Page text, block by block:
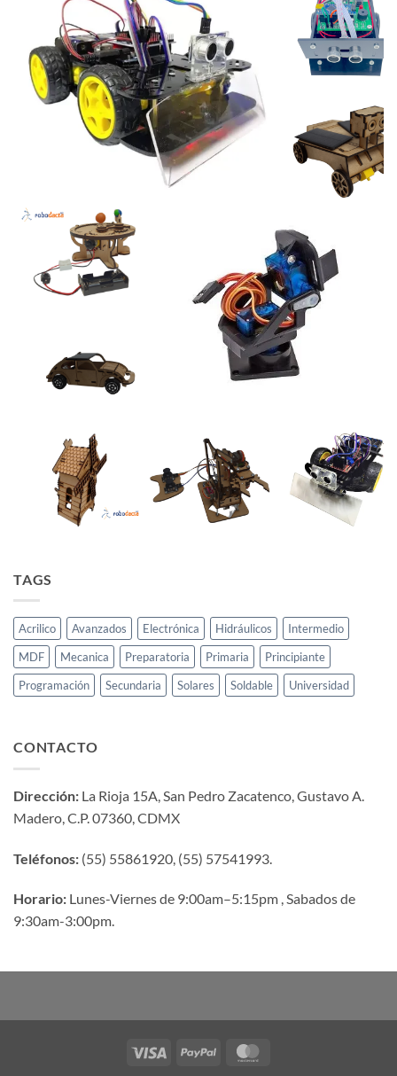
TAGS
Acrilico Avanzados Electrónica Hidráulicos
Intermedio
MDF
Mecanica Preparatoria Primaria
Principiante
Programación
Secundaria Solares Soldable Universidad
CONTACTO
Dirección: La Rioja 15A, San Pedro Zacatenco, Gustavo A.
Madero, C.P. 07360, CDMX
Teléfonos: (55) 55861920, (55) 57541993.
Horario: Lunes-Viernes de 9:00am–5:15pm , Sabados de
9:30am-3:00pm.
Visa PayPal